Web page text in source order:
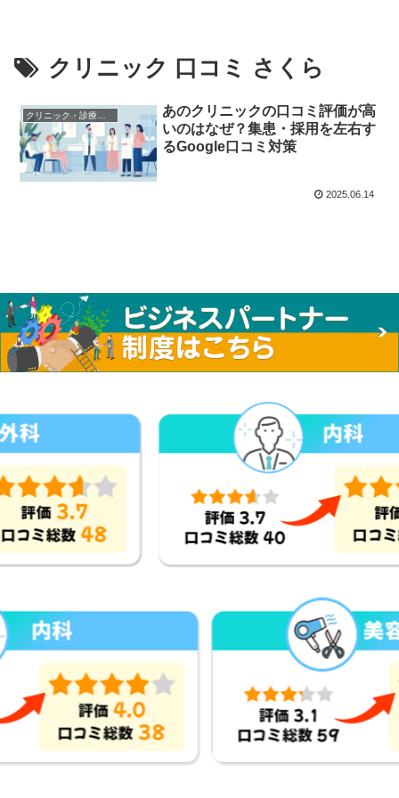
クリニック 口コミ さくら
クリニック・診療所・病院のクチコミ
あのクリニックの口コミ評価が高
いのはなぜ？集患・採用を左右す
るGoogle口コミ対策
2025.06.14